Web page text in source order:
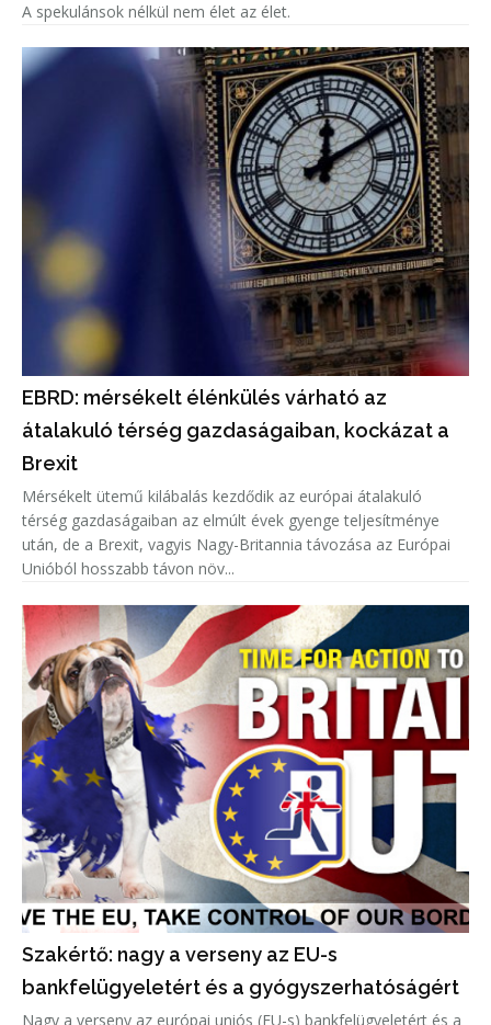
A spekulánsok nélkül nem élet az élet.
EBRD: mérsékelt élénkülés várható az
átalakuló térség gazdaságaiban, kockázat a
Brexit
Mérsékelt ütemű kilábalás kezdődik az európai átalakuló
térség gazdaságaiban az elmúlt évek gyenge teljesítménye
után, de a Brexit, vagyis Nagy-Britannia távozása az Európai
Unióból hosszabb távon növ...
Szakértő: nagy a verseny az EU-s
bankfelügyeletért és a gyógyszerhatóságért
Nagy a verseny az európai uniós (EU-s) bankfelügyeletért és a